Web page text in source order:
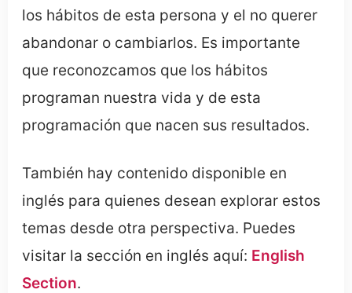
los hábitos de esta persona y el no querer
abandonar o cambiarlos. Es importante
que reconozcamos que los hábitos
programan nuestra vida y de esta
programación que nacen sus resultados.
También hay contenido disponible en
inglés para quienes desean explorar estos
temas desde otra perspectiva. Puedes
visitar la sección en inglés aquí: English
Section.